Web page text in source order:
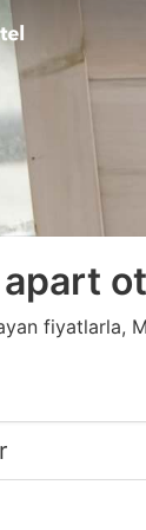
fiyatlarla,